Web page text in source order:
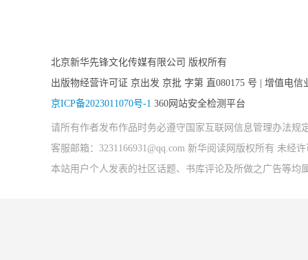
北京新华先锋文化传媒有限公司 版权所有
出版物经营许可证 京出发 京批 字第 直080175 号 | 增值电信
京ICP备2023011070号-1 360网站安全检测平台
请所有作者发布作品时务必遵守国家互联网信息管理办法
客服邮箱：3231166931@qq.com 新华阅读网版权所有 未经
本站用户个人发表的社区话题、书库评论及所做之广告等均